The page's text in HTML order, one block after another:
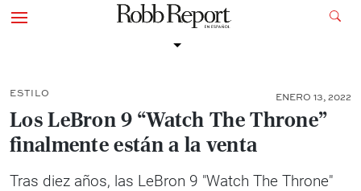
ESTILO ENERO 13, 2022
Los LeBron 9 “Watch The Throne”
finalmente están a la venta
Tras diez años, las LeBron 9 "Watch The Throne"